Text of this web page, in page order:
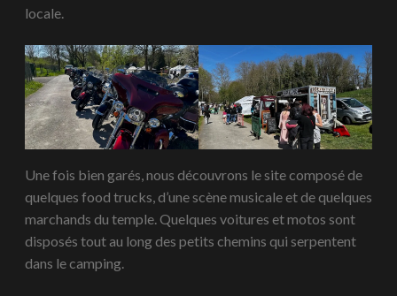
locale.
Une fois bien garés, nous découvrons le site composé de
quelques food trucks, d’une scène musicale et de quelques
marchands du temple. Quelques voitures et motos sont
disposés tout au long des petits chemins qui serpentent
dans le camping.